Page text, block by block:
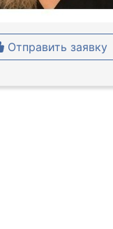
Отправить заявку